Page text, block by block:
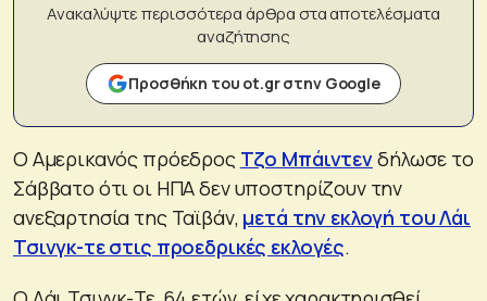
Ανακαλύψτε περισσότερα άρθρα στα αποτελέσματα
αναζήτησης
Προσθήκη του ot.gr στην Google
Ο Αμερικανός πρόεδρος Τζο Μπάιντενδήλωσε το
Σάββατο ότι οι ΗΠΑ δεν υποστηρίζουν την
ανεξαρτησία της Ταϊβάν, μετά την εκλογή του Λάι
Τσινγκ-τε στις προεδρικές εκλογές.